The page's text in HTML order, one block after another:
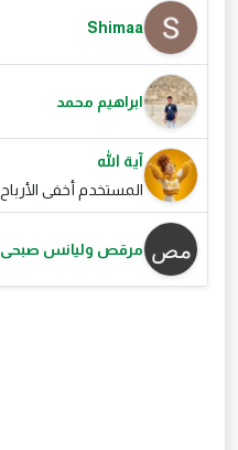
Shimaa
ابراهيم محمد
آية الله
المستخدم أخفى الأرباح
مرقص وليانس صبحى